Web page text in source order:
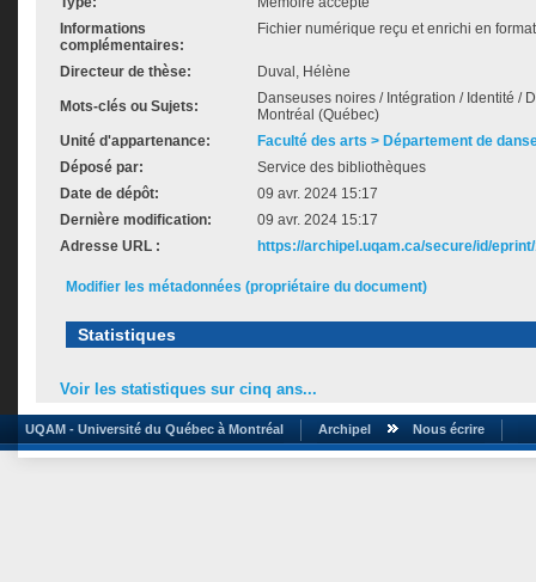
Informations
complémentaires:
Fichier numérique reçu et enrichi en
Directeur de thèse: Duval, Hélène
Mots-clés ou Sujets:
Danseuses noires / Intégration / Identité /
Montréal (Québec)
Unité d'appartenance:
Faculté des arts > Département de
Déposé par:
Service des bibliothèques
Date de dépôt:
09 avr. 2024 15:17
Dernière modification:
09 avr. 2024 15:17
Adresse URL :
https://archipel.uqam.ca/secure/id/
Modifier les métadonnées (propriétaire du document)
Statistiques
Voir les statistiques sur cinq ans...
UQAM - Université du Québec à Montréal Archipel Nous écrire